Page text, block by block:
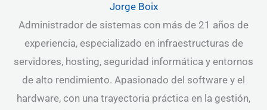
Jorge Boix
Administrador de sistemas con más de 21 años de
experiencia, especializado en infraestructuras de
servidores, hosting, seguridad informática y entornos
de alto rendimiento. Apasionado del software y el
hardware, con una trayectoria práctica en la gestión,